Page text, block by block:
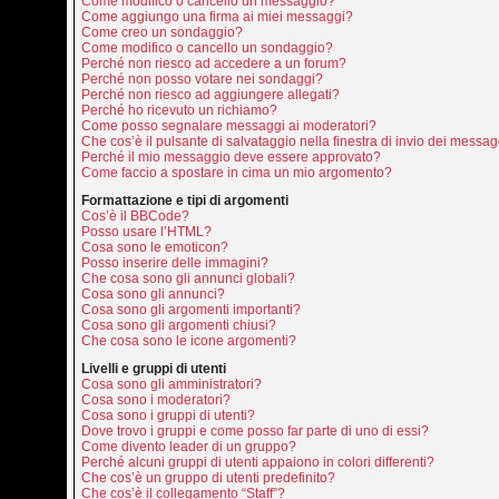
Come aggiungo una firma ai miei messaggi?
Come creo un sondaggio?
Come modifico o cancello un sondaggio?
Perché non riesco ad accedere a un forum?
Perché non posso votare nei sondaggi?
Perché non riesco ad aggiungere allegati?
Perché ho ricevuto un richiamo?
Come posso segnalare messaggi ai moderatori?
Che cos’è il pulsante di salvataggio nella finestra di invio dei
Perché il mio messaggio deve essere approvato?
Come faccio a spostare in cima un mio argomento?
Formattazione e tipi di argomenti
Cos’è il BBCode?
Posso usare l’HTML?
Cosa sono le emoticon?
Posso inserire delle immagini?
Che cosa sono gli annunci globali?
Cosa sono gli annunci?
Cosa sono gli argomenti importanti?
Cosa sono gli argomenti chiusi?
Che cosa sono le icone argomenti?
Livelli e gruppi di utenti
Cosa sono gli amministratori?
Cosa sono i moderatori?
Cosa sono i gruppi di utenti?
Dove trovo i gruppi e come posso far parte di uno di essi?
Come divento leader di un gruppo?
Perché alcuni gruppi di utenti appaiono in colori differenti?
Che cos’è un gruppo di utenti predefinito?
Che cos’è il collegamento “Staff”?